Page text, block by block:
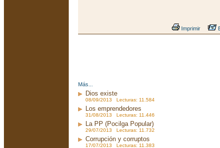
Imprimir
Más...
Dios existe
08/09/2013 Lecturas: 11.584
Los emprendedores
31/08/2013 Lecturas: 11.446
La PP (Pocilga Popular)
29/07/2013 Lecturas: 11.732
Corrupción y corruptos
17/07/2013 Lecturas: 11.383